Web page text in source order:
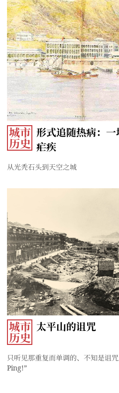
城市
历史
形式追随热病：
疟疾
从光秃石头到天空之城
城市
历史
太平山的诅咒
只听见那重复而单调的、不知是诅
Ping!”